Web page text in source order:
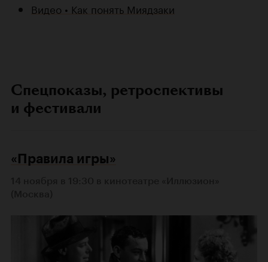
Видео • Как понять Миядзаки
Спецпоказы, ретроспективы
и фестивали
«Правила игры»